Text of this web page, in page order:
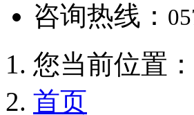
咨询热线：
您当前位置：
首页